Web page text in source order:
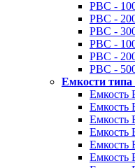
РВС -
РВС -
РВС -
РВС -
РВС -
РВС -
Емкости